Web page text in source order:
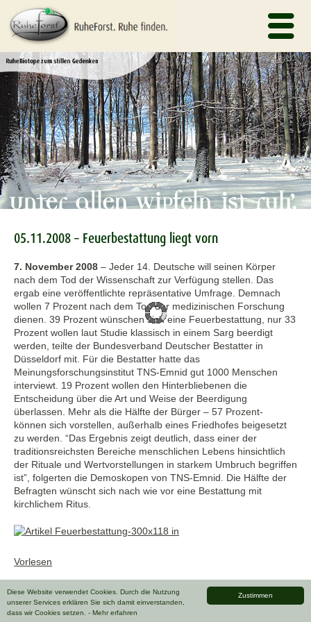
Zustimmen
Diese Website verwendet Cookies. Durch die Nutzung
unserer Services erklären Sie sich damit einverstanden,
dass wir Cookies setzen. - Mehr erfahren
05.11.2008 – Feuerbestattung liegt vorn
7. November 2008 – Jeder 14. Deutsche will seinen Körper
nach dem Tod der Wissenschaft zur Verfügung stellen. Das
ergab eine veröffentlichte repräsentative Umfrage. Demnach
wollen 7 Prozent nach dem Tod der medizinischen Forschung
dienen. 39 Prozent wünschen sich eine Feuerbestattung, nur 33
Prozent wollen laut Studie klassisch in einem Sarg beerdigt
werden, teilte der Bundesverband Deutscher Bestatter in
Düsseldorf mit. Für die Bestatter hatte das
Meinungsforschungsinstitut TNS-Emnid gut 1000 Menschen
interviewt. 19 Prozent wollen den Hinterbliebenen die
Entscheidung über die Art und Weise der Beerdigung
überlassen. Mehr als die Hälfte der Bürger – 57 Prozent-
können sich vorstellen, außerhalb eines Friedhofes beigesetzt
zu werden. “Das Ergebnis zeigt deutlich, dass einer der
traditionsreichsten Bereiche menschlichen Lebens hinsichtlich
der Rituale und Wertvorstellungen in starkem Umbruch begriffen
ist”, folgerten die Demoskopen von TNS-Emnid. Die Hälfte der
Befragten wünscht sich nach wie vor eine Bestattung mit
kirchlichem Ritus.
Vorlesen